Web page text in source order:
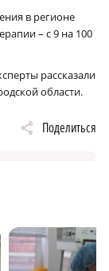
в регионе
– с 9 на 100
рассказали
области.
Поделиться